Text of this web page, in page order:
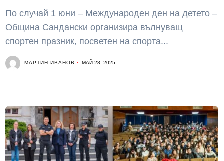
По случай 1 юни – Международен ден на детето –
Община Сандански организира вълнуващ
спортен празник, посветен на спорта...
МАРТИН ИВАНОВ МАЙ 28, 2025